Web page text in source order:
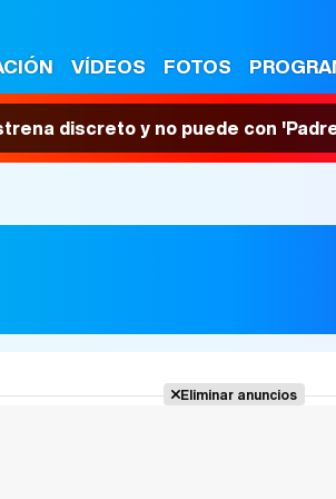
VÍDEOS FOTOS
discreto y no puede con
Eliminar anuncios